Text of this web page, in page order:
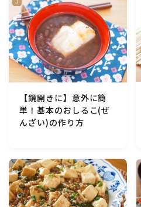
テーブルコーディネート・食
住・インテリア・小物・植物
育児徒然
その他徒然
【鏡開きに】意外に簡
単！基本のおしるこ(ぜ
んざい)の作り方